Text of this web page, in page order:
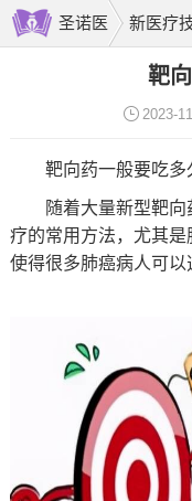
圣诺医 新医疗
靶
2023-
靶向药一般要吃多
随着大量新型靶向
疗的常用方法，尤其是
使得很多肺癌病人可以